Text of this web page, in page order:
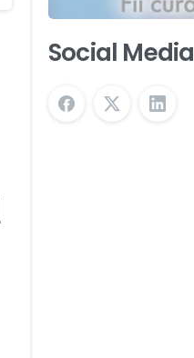
Social Media